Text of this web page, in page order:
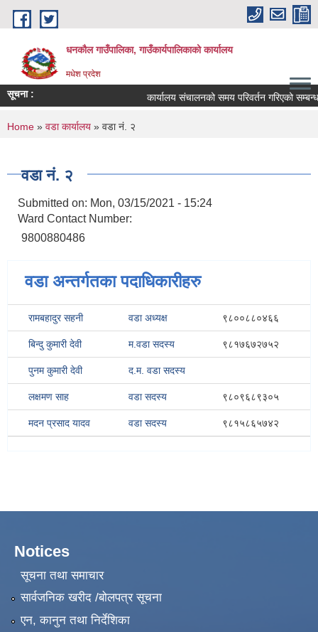
Skip to main content
धनकौल गाउँपालिका, गाउँकार्यपालिकाको कार्यालय
मधेश प्रदेश
सूचना : कार्यालय संचालनको समय परिवर्तन गरिएको
You are here
Home » वडा कार्यालय » वडा नं. २
वडा नं. २
Submitted on: Mon, 03/15/2021 - 15:24
Ward Contact Number:
9800880486
वडा अन्तर्गतका पदाधिकारीहरु
रामबहादुर सहनी वडा अध्यक्ष ९८००८८०४६६
बिन्दु कुमारी देवी म.वडा सदस्य ९८१७६७२७५२
पुनम कुमारी देवी द.म. वडा सदस्य
लक्षमण साह वडा सदस्य ९८०९६८९३०५
मदन प्रसाद यादव वडा सदस्य ९८१५८६५७४२
Notices
सूचना तथा समाचार
सार्वजनिक खरीद /बोलपत्र सूचना
एन, कानुन तथा निर्देशिका